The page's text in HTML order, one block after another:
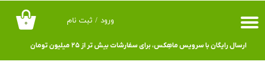
۰ ورود / ثبت نام
حساب کاربری من
تغییر گذر واژه
ارسال رایگان با سرویس ماهِکس، برای سفارشات بیش تر از ۲۵ میلیون تومان